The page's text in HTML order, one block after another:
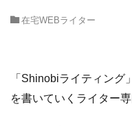
在宅WEBライター
「Shinobiライティン
を書いていくライター